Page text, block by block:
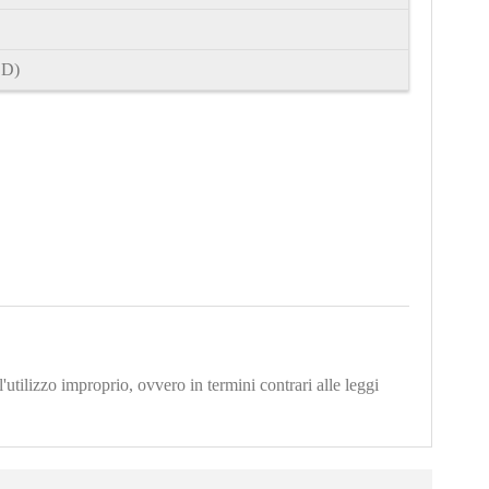
improprio, ovvero in termini contrari alle leggi